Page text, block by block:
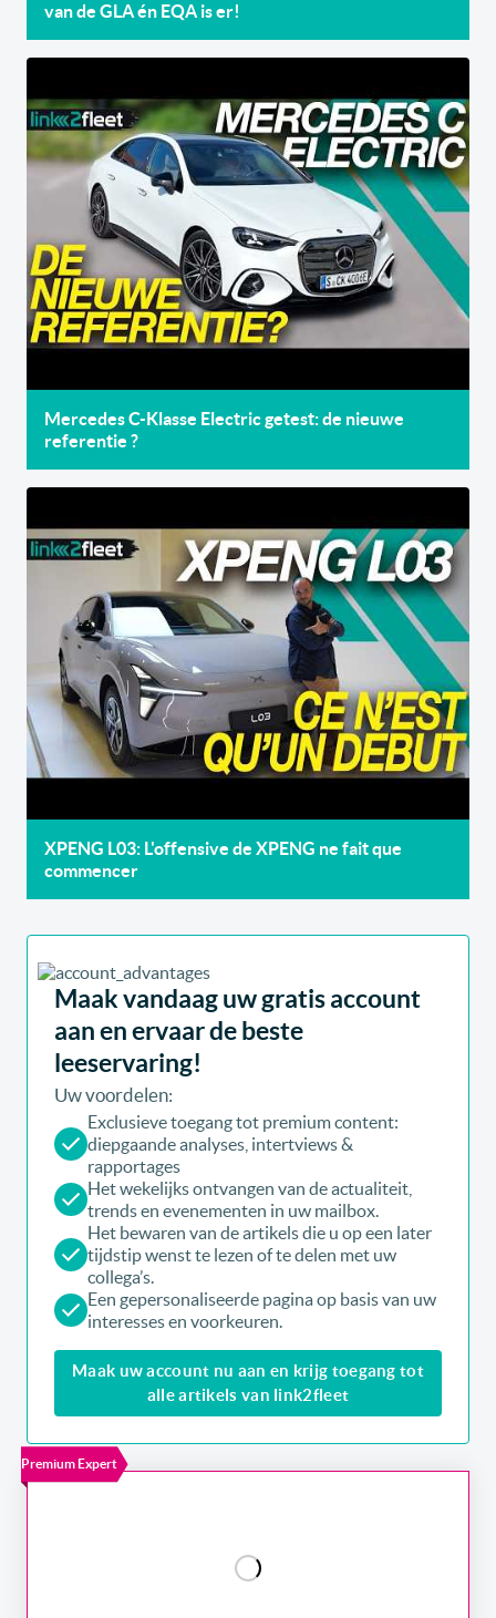
van de GLA én EQA is er!
Mercedes C-Klasse Electric getest: de nieuwe
referentie ?
XPENG L03: L'offensive de XPENG ne fait que
commencer
Maak vandaag uw gratis account
aan en ervaar de beste
leeservaring!
Uw voordelen:
Exclusieve toegang tot premium content:
diepgaande analyses, intertviews &
rapportages
Het wekelijks ontvangen van de actualiteit,
trends en evenementen in uw mailbox.
Het bewaren van de artikels die u op een later
tijdstip wenst te lezen of te delen met uw
collega’s.
Een gepersonaliseerde pagina op basis van uw
interesses en voorkeuren.
Maak uw account nu aan en krijg toegang tot
alle artikels van link2fleet
Premium Expert